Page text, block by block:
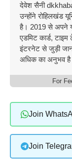
देवेश सैनी
उन्होंने रोहिलखंड
है। 2019 से अपने
एडमिट कार्ड,
इंटरनेट से जुड़ी
अधिक का अनुभव
For
Join
Join